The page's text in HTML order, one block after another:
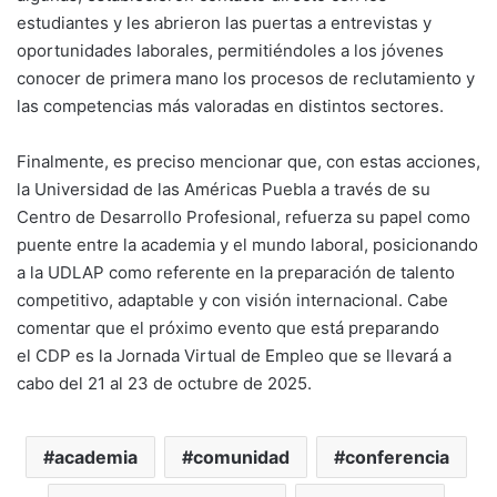
estudiantes y les abrieron las puertas a entrevistas y
oportunidades laborales, permitiéndoles a los jóvenes
conocer de primera mano los procesos de reclutamiento y
las competencias más valoradas en distintos sectores.
Finalmente, es preciso mencionar que, con estas acciones,
la Universidad de las Américas Puebla a través de su
Centro de Desarrollo Profesional, refuerza su papel como
puente entre la academia y el mundo laboral, posicionando
a la UDLAP como referente en la preparación de talento
competitivo, adaptable y con visión internacional. Cabe
comentar que el próximo evento que está preparando
el CDP es la Jornada Virtual de Empleo que se llevará a
cabo del 21 al 23 de octubre de 2025.
academia comunidad conferencia